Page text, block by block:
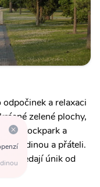
a relaxaci
zelené plochy,
Rebstockpark a
s rodinou a přáteli.
hledají únik od